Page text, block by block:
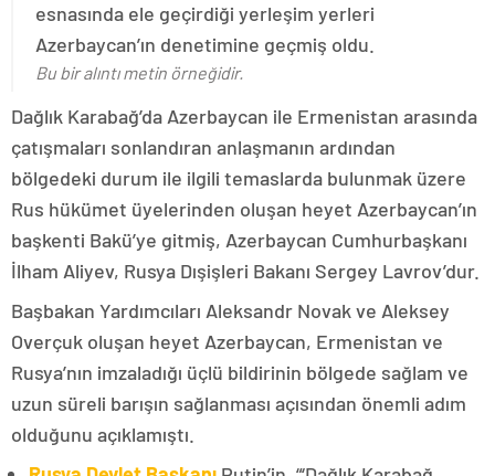
esnasında ele geçirdiği yerleşim yerleri
Azerbaycan’ın denetimine geçmiş oldu.
Bu bir alıntı metin örneğidir.
Dağlık Karabağ’da Azerbaycan ile Ermenistan arasında
çatışmaları sonlandıran anlaşmanın ardından
bölgedeki durum ile ilgili temaslarda bulunmak üzere
Rus hükümet üyelerinden oluşan heyet Azerbaycan’ın
başkenti Bakü’ye gitmiş, Azerbaycan Cumhurbaşkanı
İlham Aliyev, Rusya Dışişleri Bakanı Sergey Lavrov’dur.
Başbakan Yardımcıları Aleksandr Novak ve Aleksey
Overçuk oluşan heyet Azerbaycan, Ermenistan ve
Rusya’nın imzaladığı üçlü bildirinin bölgede sağlam ve
uzun süreli barışın sağlanması açısından önemli adım
olduğunu açıklamıştı.